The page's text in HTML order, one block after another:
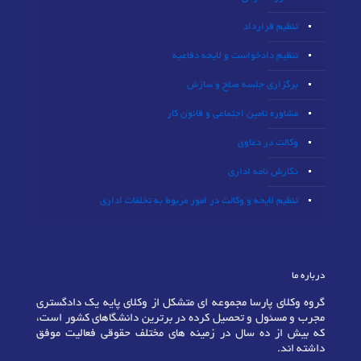
تنظیم قرارداد
تنظیم دادخواست و لایحه دفاعیه
برگزاری جلسه صلح و سازش
مشاوره تامین اجتماعی و قانون کار
وکالت در دعاوی
نگارش نامه اداری
تنظیم لایحه و وکالت در امور مربوط به تخلفات اداری
درباره ما
گروه وکلای پارسا مجموعه ای متشکل از وکلای پایه یک دادگستری
مجرب و مسئول و تحصیل کرده در برترین دانشگاهای کشور است،
که بیش از ده سال در زمینه های مختلف حقوقی فعالیت موفق
داشته اند.